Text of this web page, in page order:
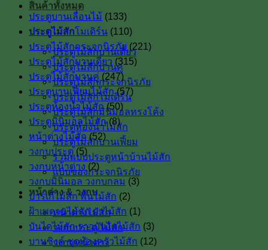
สินค้าทั้งหมด
ประตูไม้สัก
ประตูไม้สักบานเดี่ยว
ประตูไม้สักบานคู่
ประตูไม้สักกระจกนิรภัย
ประตูไม้สักโมเดิร์น
ประตูไม้สักมินิมอลทรงโค้ง
ประตูห้องน้ำไม้สัก
ประตูไม้สักบานเฟี้ยม
รวมแบบประตูหน้าบ้านไม้สัก
แบบของกระจกนิรภัย
หน้าต่าง & วงกบ
หน้าต่างไม้สัก
วงกบประตู ไม้สัก
วงกบหน้าต่าง
ประตูบานเลื่อนไม้ (133)
ประตูไม้สักโมเดิร์น (110)
ประตูไม้สักกระจกนิรภัย (221)
ประตูไม้สักบานเดี่ยว (315)
ประตูไม้สักบานคู่ (247)
ประตูบานเฟี้ยมไม้สัก (57)
ประตูห้องน้ำไม้สัก (50)
ประตูมินิมอลไม้สัก (8)
หน้าต่างไม้สัก (52)
วงกบประตู (5)
วงกบหน้าต่าง (2)
วงกบมินิมอล วงกบกลม (3)
ปาร์เก้ไม้สัก พื้นไม้สัก (2)
ฝ้าเพดานไม้สัก ฝาไม้สัก (1)
บันไดไม้สัก ราวบันไดไม้สัก (3)
บานซิงค์ ชุดห้องครัวไม้สัก (12)